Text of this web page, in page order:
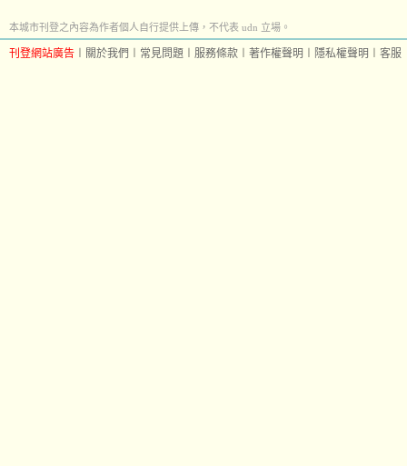
本城市刊登之內容為作者個人自行提供上傳，不代表 udn 立場。
刊登網站廣告 關於我們 常見問題 服務條款 著作權聲明 隱私權聲明 客服